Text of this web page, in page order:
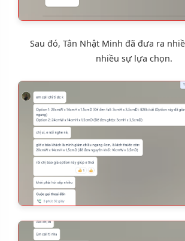
Sau đó, Tân Nhật Minh đã đưa ra
nhiều sự lựa chọn.